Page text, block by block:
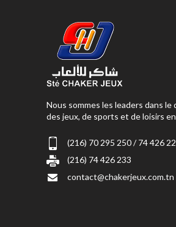
Nous sommes les leaders dans le
des jeux, de sports et de loisirs
(216) 70 295 250 / 74 426
(216) 74 426 233
contact@chakerjeux.com.tn